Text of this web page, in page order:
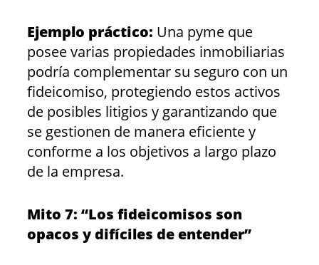
Ejemplo práctico: Una pyme que
posee varias propiedades inmobiliarias
podría complementar su seguro con un
fideicomiso, protegiendo estos activos
de posibles litigios y garantizando que
se gestionen de manera eficiente y
conforme a los objetivos a largo plazo
de la empresa.
Mito 7: “Los fideicomisos son
opacos y difíciles de entender”